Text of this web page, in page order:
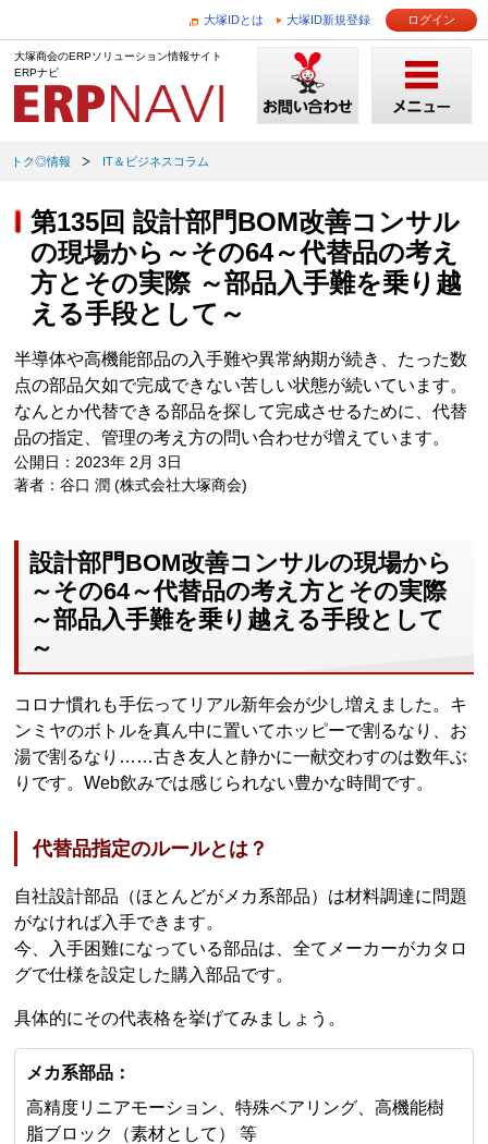
大塚IDとは 大塚ID新規登録 ログイン
大塚商会のERPソリューション情報サイト
ERPナビ
トク◎情報 IT＆ビジネスコラム
第135回 設計部門BOM改善コンサル
の現場から～その64～代替品の考え
方とその実際 ～部品入手難を乗り越
える手段として～
半導体や高機能部品の入手難や異常納期が続き、たった数
点の部品欠如で完成できない苦しい状態が続いています。
なんとか代替できる部品を探して完成させるために、代替
品の指定、管理の考え方の問い合わせが増えています。
公開日：2023年 2月 3日
著者：谷口 潤 (株式会社大塚商会)
設計部門BOM改善コンサルの現場から
～その64～代替品の考え方とその実際
～部品入手難を乗り越える手段として
～
コロナ慣れも手伝ってリアル新年会が少し増えました。キ
ンミヤのボトルを真ん中に置いてホッピーで割るなり、お
湯で割るなり……古き友人と静かに一献交わすのは数年ぶ
りです。Web飲みでは感じられない豊かな時間です。
代替品指定のルールとは？
自社設計部品（ほとんどがメカ系部品）は材料調達に問題
がなければ入手できます。
今、入手困難になっている部品は、全てメーカーがカタロ
グで仕様を設定した購入部品です。
具体的にその代表格を挙げてみましょう。
メカ系部品：
高精度リニアモーション、特殊ベアリング、高機能樹
脂ブロック（素材として） 等